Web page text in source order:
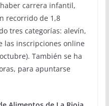
carrera infantil,
recorrido de 1,8
tres categorías: alevín,
las inscripciones online
También se ha
para apuntarse